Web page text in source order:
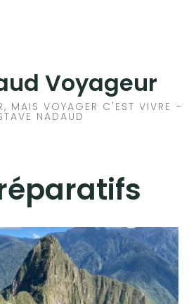
Voyageur
MAIS VOYAGER C'EST VIVRE –
NADAUD